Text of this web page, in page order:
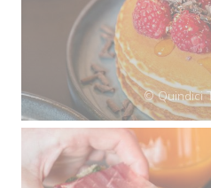
© Quindici